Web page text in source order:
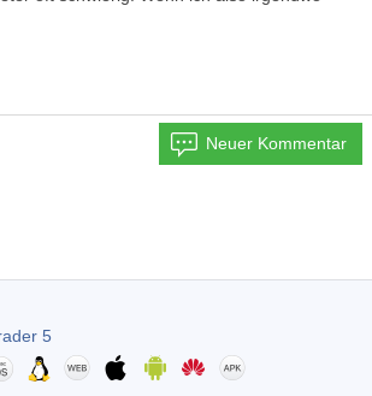
Neuer Kommentar
5